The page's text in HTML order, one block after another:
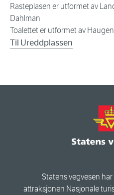
Rasteplasen er utformet av
Dahlman
Toalettet er utformet av
Til Ureddplassen
Statens vegvesen
attraksjonen Nasjonale